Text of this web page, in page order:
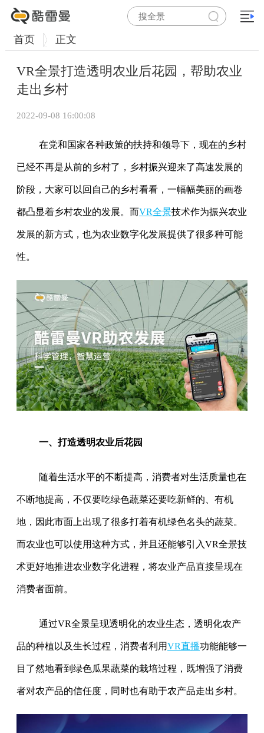
首页 正文
VR全景打造透明农业后花园，帮助农业
走出乡村
2022-09-08 16:00:08
在党和国家各种政策的扶持和领导下，现在的乡村
已经不再是从前的乡村了，乡村振兴迎来了高速发展的
阶段，大家可以回自己的乡村看看，一幅幅美丽的画卷
都凸显着乡村农业的发展。而VR全景技术作为振兴农业
发展的新方式，也为农业数字化发展提供了很多种可能
性。
一、打造透明农业后花园
随着生活水平的不断提高，消费者对生活质量也在
不断地提高，不仅要吃绿色蔬菜还要吃新鲜的、有机
地，因此市面上出现了很多打着有机绿色名头的蔬菜。
而农业也可以使用这种方式，并且还能够引入VR全景技
术更好地推进农业数字化进程，将农业产品直接呈现在
消费者面前。
通过VR全景呈现透明化的农业生态，透明化农产
品的种植以及生长过程，消费者利用VR直播功能能够一
目了然地看到绿色瓜果蔬菜的栽培过程，既增强了消费
者对农产品的信任度，同时也有助于农产品走出乡村。